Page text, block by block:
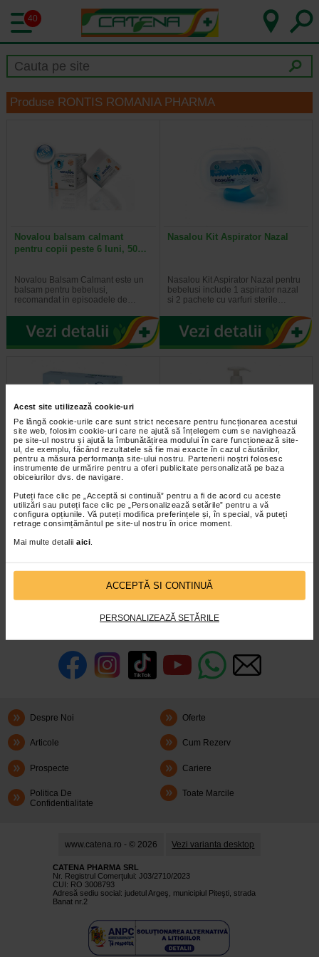
Acest site utilizează cookie-uri
Pe lângă cookie-urile care sunt strict necesare pentru funcționarea acestui
site web, folosim cookie-uri care ne ajută să înțelegem cum se navighează
pe site-ul nostru și ajută la îmbunătățirea modului în care funcționează site-
ul, de exemplu, făcând rezultatele să fie mai exacte în cazul căutărilor,
pentru a măsura performanța site-ului nostru. Partenerii noștri folosesc
instrumente de urmărire pentru a oferi publicitate personalizată pe baza
obiceiurilor dvs. de navigare.
Puteți face clic pe „Acceptă si continuă” pentru a fi de acord cu aceste
utilizări sau puteți face clic pe „Personalizează setările” pentru a vă
configura opțiunile. Vă puteți modifica preferințele și, în special, vă puteți
retrage consimțământul pe site-ul nostru în orice moment.
Mai multe detalii aici
ACCEPTĂ SI CONTINUĂ
PERSONALIZEAZĂ SETĂRILE
40
Produse RONTIS ROMANIA PHARMA
Novalou balsam calmant
pentru copii peste 6 luni, 50…
Novalou Balsam Calmant este un
balsam pentru bebelusi,
recomandat in episoadele de…
Nasalou Kit Aspirator Nazal
Nasalou Kit Aspirator Nazal pentru
bebelusi include 1 aspirator nazal
si 2 pachete cu varfuri sterile…
Nasalou Rezerve Aspirator
VARFURI STERILE DE REZERVA
PENTRU ASPIRATOR NAZAL
Novalou Sampon si gel de dus
Samponul si gelul de dus pentru
bebelusi si copii, de la Novalou,
infoline@catena.ro CallCenter
Despre Noi Oferte
Articole Cum Rezerv
Prospecte Cariere
Politica De
Confidentialitate
Toate Marcile
www.catena.ro - © 2026 Vezi varianta desktop
CATENA PHARMA SRL
Nr. Registrul Comerţului: J03/2710/2023
CUI: RO 3008793
Adresă sediu social: judetul Argeş, municipiul Piteşti, strada
Banat nr.2